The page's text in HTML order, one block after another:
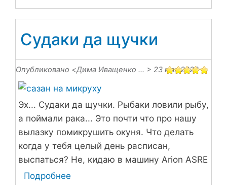
песчаным.
голавля
нет
погоды
Судаки да щучки
Опубликовано <Дима Иващенко … > 23 мая 2023
Эх... Судаки да щучки. Рыбаки ловили рыбу,
а поймали рака... Это почти что про нашу
вылазку помикрушить окуня. Что делать
когда у тебя целый день расписан,
выспаться? Не, кидаю в машину Arion ASRE
742 Suls + Akara ultra sport 2000 и мчу на
Подробнее